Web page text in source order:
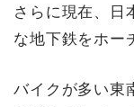
さらに現在、日
な地下鉄をホー
バイクが多い東